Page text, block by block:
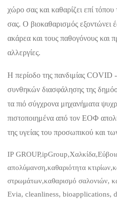
χώρο σας και καθαρίζει επί
σας. Ο βιοκαθαρισμός εξοντώνει
ακάρεα και τους παθογόνους και
αλλεργίες.
Η περίοδο της πανδιμίας
συνθηκών διασφάλησης της
τα πιό σύγχρονα μηχανήματα
πιστοποιημένα από τον ΕΟΦ
της υγείας του προσωπικού και
IP
απολύμανση,καθαριότητα
στρωμάτων,καθαρισμό σαλονιών,
Evia, cleanliness, bioapplications,